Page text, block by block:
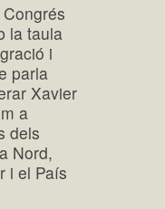
la taula
i
parla
Xavier
a
dels
Nord,
i el País